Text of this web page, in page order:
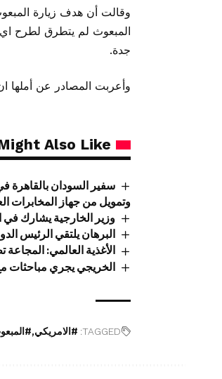
وقالت أن هدف زيارة
المبعوث لم يتطرق لطرح
جدة.
وأعربت المصادر عن أملها
Also Like
سفير السودان بالقاهرة
وتمويل من جهاز المخابرات
وزير الخارجية يشارك في
البرهان يلتقي الرئيس
الأغذية العالمي:
الخريجي يجري مباحثات
TAGGED: #الامريكي